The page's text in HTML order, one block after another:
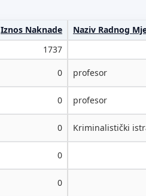
Iznos Naknade Naziv Radnog
1737
0 profesor
0 profesor
0 Kriminalistički
0
0